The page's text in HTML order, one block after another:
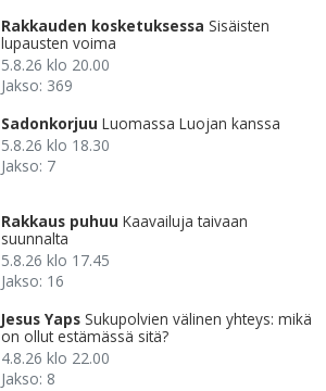
Rakkauden kosketuksessa Sisäisten
lupausten voima
5.8.26 klo 20.00
Jakso: 369
Sadonkorjuu Luomassa Luojan kanssa
5.8.26 klo 18.30
Jakso: 7
Rakkaus puhuu Kaavailuja taivaan
suunnalta
5.8.26 klo 17.45
Jakso: 16
Jesus Yaps Sukupolvien välinen yhteys: mikä
on ollut estämässä sitä?
4.8.26 klo 22.00
Jakso: 8